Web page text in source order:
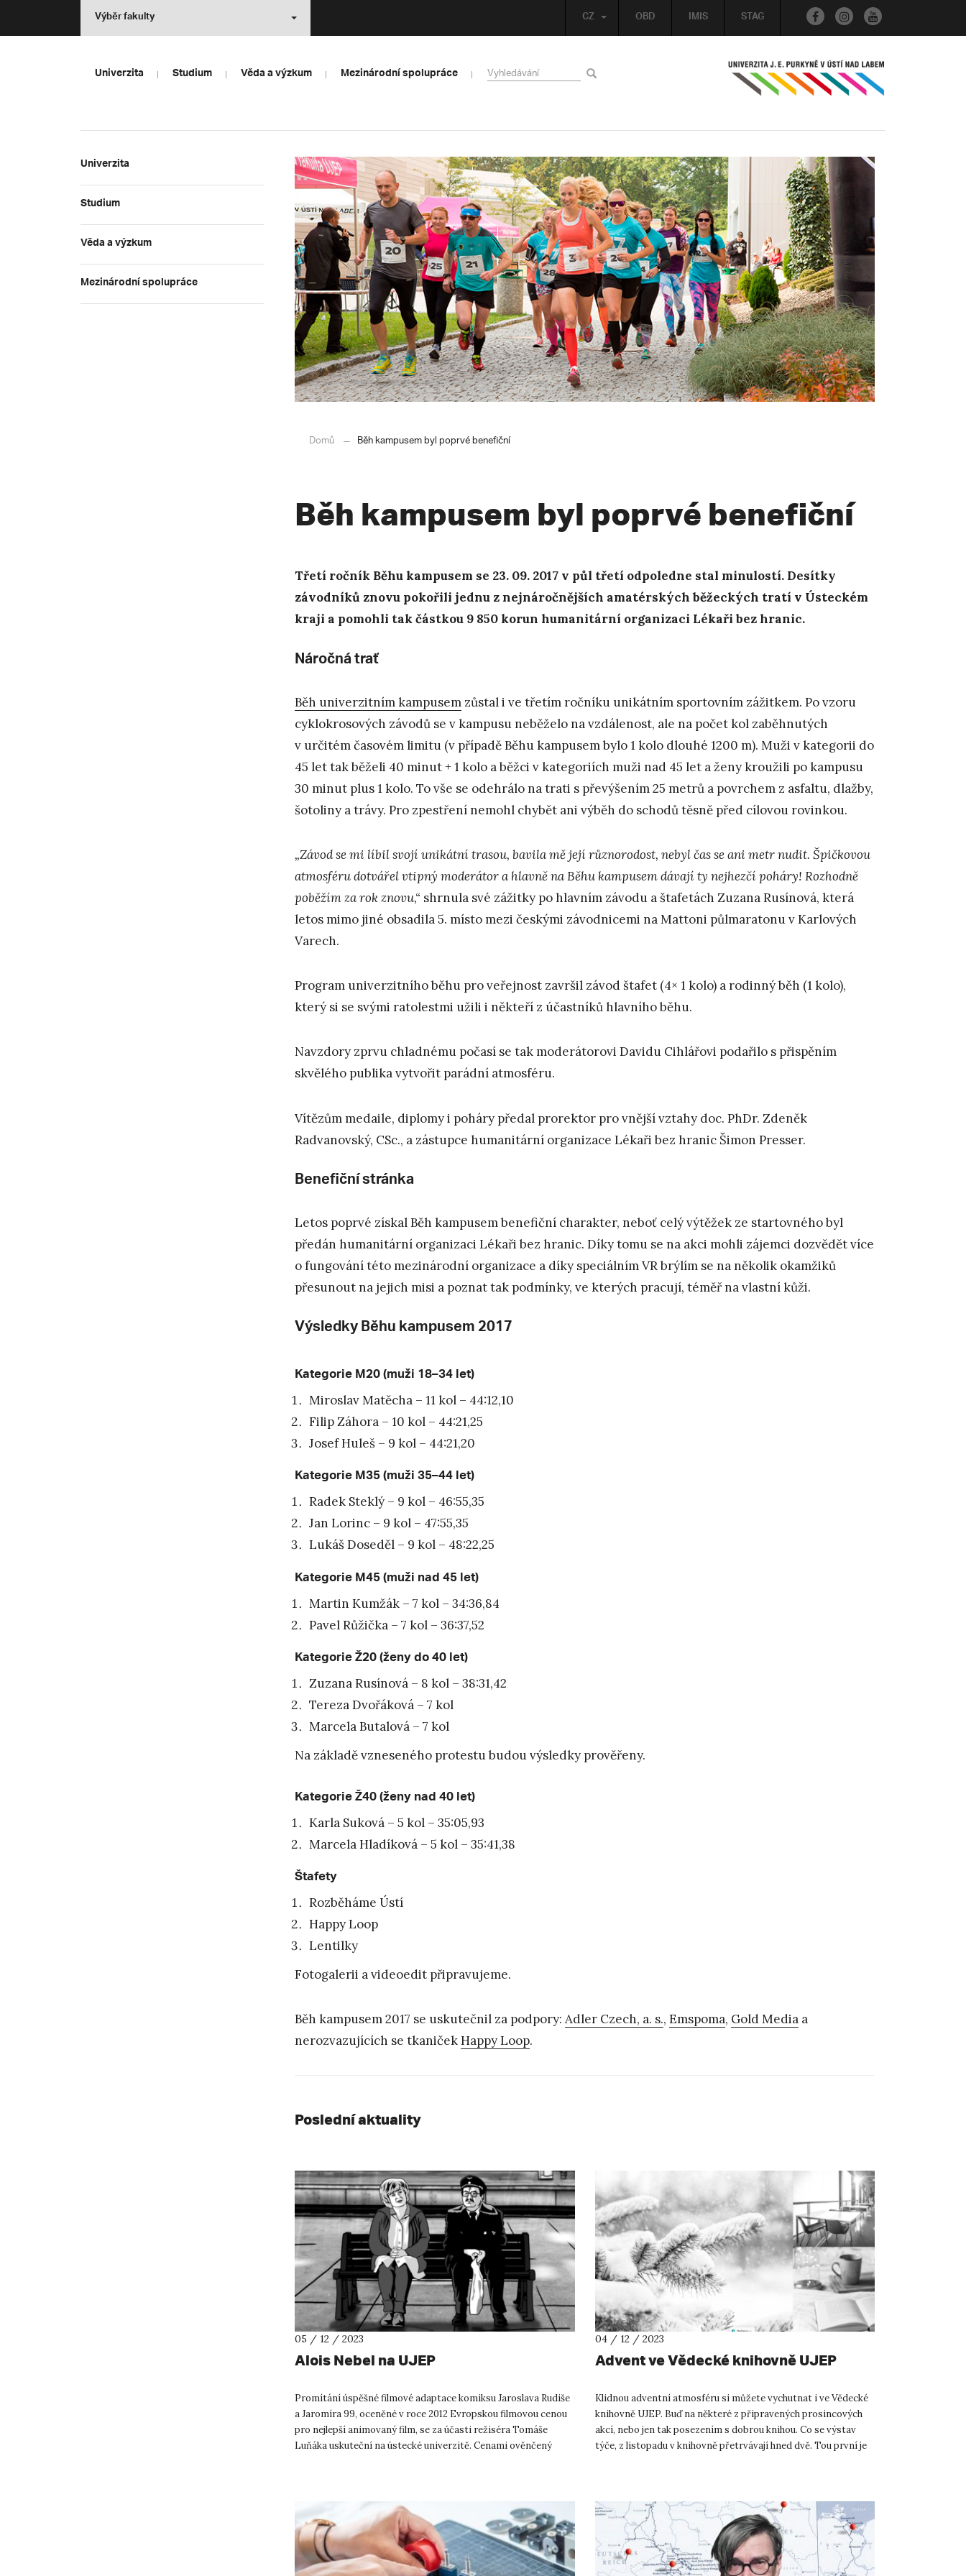
OBD IMIS STAG
CZ
Výběr fakulty
Univerzita Studium Věda a výzkum Mezinárodní spolupráce
Univerzita
Studium
Věda a výzkum
Mezinárodní spolupráce
Domů Běh kampusem byl poprvé benefiční
Běh kampusem byl poprvé benefiční
Třetí ročník Běhu kampusem se 23. 09. 2017 v půl třetí odpoledne stal minulostí. Desítky
závodníků znovu pokořili jednu z nejnáročnějších amatérských běžeckých tratí v Ústeckém
kraji a pomohli tak částkou 9 850 korun humanitární organizaci Lékaři bez hranic.
Náročná trať
Běh univerzitním kampusem zůstal i ve třetím ročníku unikátním sportovním zážitkem. Po vzoru
cyklokrosových závodů se v kampusu neběželo na vzdálenost, ale na počet kol zaběhnutých
v určitém časovém limitu (v případě Běhu kampusem bylo 1 kolo dlouhé 1200 m). Muži v kategorii do
45 let tak běželi 40 minut + 1 kolo a běžci v kategoriích muži nad 45 let a ženy kroužili po kampusu
30 minut plus 1 kolo. To vše se odehrálo na trati s převýšením 25 metrů a povrchem z asfaltu, dlažby,
šotoliny a trávy. Pro zpestření nemohl chybět ani výběh do schodů těsně před cílovou rovinkou.
„Závod se mi líbil svojí unikátní trasou, bavila mě její různorodost, nebyl čas se ani metr nudit. Špičkovou
atmosféru dotvářel vtipný moderátor a hlavně na Běhu kampusem dávají ty nejhezčí poháry! Rozhodně
poběžím za rok znovu,“ shrnula své zážitky po hlavním závodu a štafetách Zuzana Rusínová, která
letos mimo jiné obsadila 5. místo mezi českými závodnicemi na Mattoni půlmaratonu v Karlových
Varech.
Program univerzitního běhu pro veřejnost završil závod štafet (4× 1 kolo) a rodinný běh (1 kolo),
který si se svými ratolestmi užili i někteří z účastníků hlavního běhu.
Navzdory zprvu chladnému počasí se tak moderátorovi Davidu Cihlářovi podařilo s přispěním
skvělého publika vytvořit parádní atmosféru.
Vítězům medaile, diplomy i poháry předal prorektor pro vnější vztahy doc. PhDr. Zdeněk
Radvanovský, CSc., a zástupce humanitární organizace Lékaři bez hranic Šimon Presser.
Benefiční stránka
Letos poprvé získal Běh kampusem benefiční charakter, neboť celý výtěžek ze startovného byl
předán humanitární organizaci Lékaři bez hranic. Díky tomu se na akci mohli zájemci dozvědět více
o fungování této mezinárodní organizace a díky speciálním VR brýlím se na několik okamžiků
přesunout na jejich misi a poznat tak podmínky, ve kterých pracují, téměř na vlastní kůži.
Výsledky Běhu kampusem 2017
Kategorie M20 (muži 18–34 let)
Miroslav Matěcha – 11 kol – 44:12,10
Filip Záhora – 10 kol – 44:21,25
Josef Huleš – 9 kol – 44:21,20
Kategorie M35 (muži 35–44 let)
Radek Steklý – 9 kol – 46:55,35
Jan Lorinc – 9 kol – 47:55,35
Lukáš Doseděl – 9 kol – 48:22,25
Kategorie M45 (muži nad 45 let)
Martin Kumžák – 7 kol – 34:36,84
Pavel Růžička – 7 kol – 36:37,52
Kategorie Ž20 (ženy do 40 let)
Zuzana Rusínová – 8 kol – 38:31,42
Tereza Dvořáková – 7 kol
Marcela Butalová – 7 kol
Na základě vzneseného protestu budou výsledky prověřeny.
Kategorie Ž40 (ženy nad 40 let)
Karla Suková – 5 kol – 35:05,93
Marcela Hladíková – 5 kol – 35:41,38
Štafety
Rozběháme Ústí
Happy Loop
Lentilky
Fotogalerii a videoedit připravujeme.
Běh kampusem 2017 se uskutečnil za podpory: Adler Czech, a. s., Emspoma, Gold Media a
nerozvazujících se tkaničekHappy Loop.
Poslední aktuality
05 / 12 / 2023
Alois Nebel na UJEP
Promítání úspěšné filmové adaptace komiksu Jaroslava Rudiše
a Jaromíra 99, oceněné v roce 2012 Evropskou filmovou cenou
pro nejlepší animovaný film, se za účasti režiséra Tomáše
Luňáka uskuteční na ústecké univerzitě. Cenami ověnčený
04 / 12 / 2023
Advent ve Vědecké knihovně UJEP
Klidnou adventní atmosféru si můžete vychutnat i ve Vědecké
knihovně UJEP. Buď na některé z připravených prosincových
akcí, nebo jen tak posezením s dobrou knihou. Co se výstav
týče, z listopadu v knihovně přetrvávají hned dvě. Tou první je